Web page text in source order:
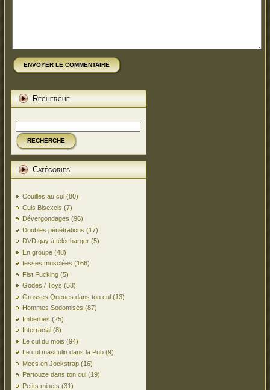
ENVOYER LE COMMENTAIRE
Recherche
RECHERCHE
Catégories
Couilles au cul (80)
Culs Bisexels (7)
Dévergondages (96)
Doubles pénétrations (17)
DVD gay à télécharger (5)
En groupe (48)
fesses musclées (166)
Fist Fucking (5)
Godes / Toys (53)
Grosses Queues dans ton cul (13)
Hommes Sodomisés (87)
Imberbes (25)
Interracial (8)
Le cul du mois (94)
Le cul masculin dans la Pub (9)
Mecs en Jockstrap (16)
Partouze dans ton cul (19)
Petits minets (31)